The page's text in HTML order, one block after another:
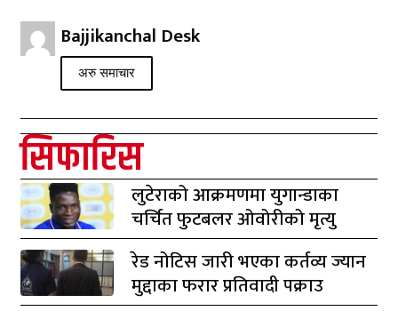
Bajjikanchal Desk
अरु समाचार
सिफारिस
लुटेराको आक्रमणमा युगान्डाका
चर्चित फुटबलर ओवोरीको मृत्यु
रेड नोटिस जारी भएका कर्तव्य ज्यान
मुद्दाका फरार प्रतिवादी पक्राउ